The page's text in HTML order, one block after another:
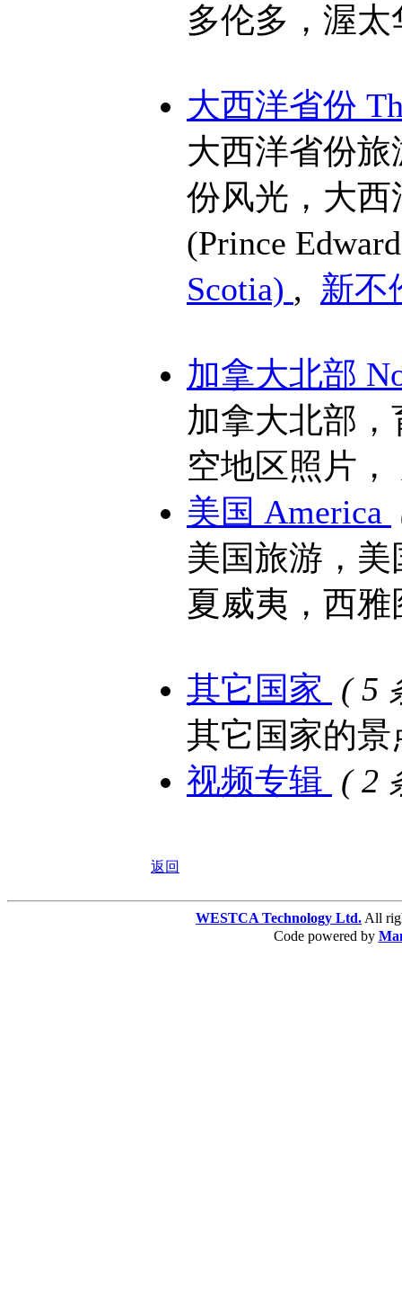
多伦多，渥太
大西洋省份
大西洋省份
份风光，大
(Prince
Scotia) , 新不
加拿大北部
加拿大北部
空地区照片
美国 America
美国旅游，
夏威夷，西
其它国家 ( 5
其它国家的
视频专辑 ( 2
返回
WESTCA Technology Ltd. All
Code powered by